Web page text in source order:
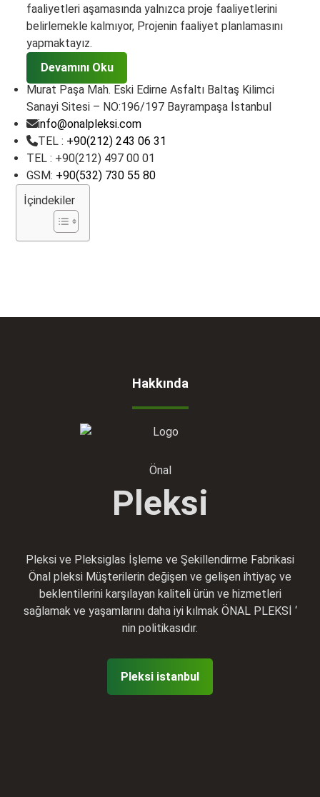
faaliyetleri aşamasında yalnızca proje faaliyetlerini
belirlemekle kalmıyor, Projenin faaliyet planlamasını
yapmaktayız.
Devamını Oku
Murat Paşa Mah. Eski Edirne Asfaltı Baltaş Kilimci
Sanayi Sitesi – NO:196/197 Bayrampaşa İstanbul
info@onalpleksi.com
TEL : +90(212) 243 06 31
TEL : +90(212) 497 00 01
GSM: +90(532) 730 55 80
İçindekiler
Hakkında
Önal
Pleksi
Pleksi ve Pleksiglas İşleme ve Şekillendirme Fabrikasi
Önal pleksi Müşterilerin değişen ve gelişen ihtiyaç ve
beklentilerini karşılayan kaliteli ürün ve hizmetleri
sağlamak ve yaşamlarını daha iyi kılmak ÖNAL PLEKSİ ‘
nin politikasıdır.
Pleksi istanbul